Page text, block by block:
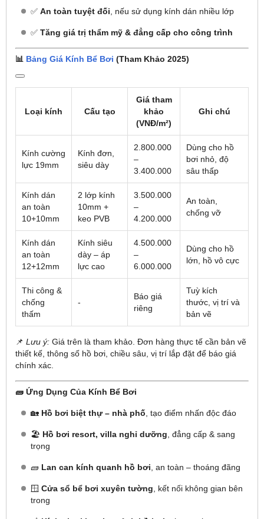
✅ An toàn tuyệt đối, nếu sử dụng kính dán nhiều lớp
✅ Tăng giá trị thẩm mỹ & đẳng cấp cho công trình
📊 Bảng Giá Kính Bể Bơi (Tham Khảo 2025)
Loại kính Cấu tạo
Giá tham
khảo
(VNĐ/m²)
Ghi chú
Kính cường
lực 19mm
Kính đơn,
siêu dày
2.800.000
–
3.400.000
Dùng cho hồ
bơi nhỏ, độ
sâu thấp
Kính dán
an toàn
10+10mm
2 lớp kính
10mm +
keo PVB
3.500.000
–
4.200.000
An toàn,
chống vỡ
Kính dán
an toàn
12+12mm
Kính siêu
dày – áp
lực cao
4.500.000
–
6.000.000
Dùng cho hồ
lớn, hồ vô cực
Thi công &
chống
thấm
-
Báo giá
riêng
Tuỳ kích
thước, vị trí và
bản vẽ
📌 Lưu ý: Giá trên là tham khảo. Đơn hàng thực tế cần bản vẽ
thiết kế, thông số hồ bơi, chiều sâu, vị trí lắp đặt để báo giá
chính xác.
🧱 Ứng Dụng Của Kính Bể Bơi
🏡 Hồ bơi biệt thự – nhà phố, tạo điểm nhấn độc đáo
🏖️ Hồ bơi resort, villa nghỉ dưỡng, đẳng cấp & sang
trọng
🧱 Lan can kính quanh hồ bơi, an toàn – thoáng đãng
🪟 Cửa sổ bể bơi xuyên tường, kết nối không gian bên
trong